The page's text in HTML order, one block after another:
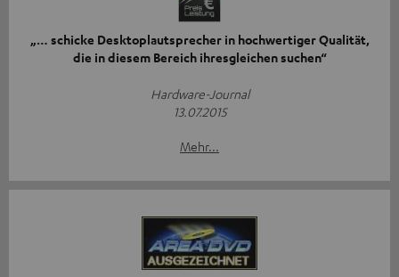
„… schicke Desktoplautsprecher in hochwertiger Qualität,
die in diesem Bereich ihresgleichen suchen“
Hardware-Journal
13.07.2015
Mehr...